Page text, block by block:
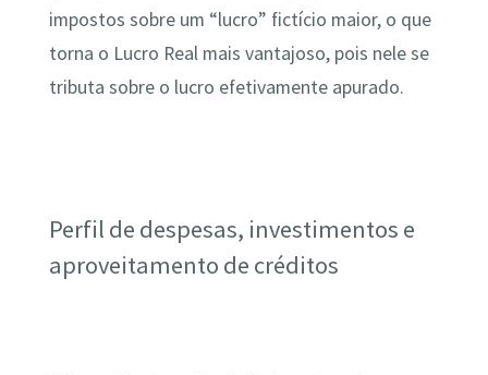
impostos sobre um “lucro” fictício maior, o que
torna o Lucro Real mais vantajoso, pois nele se
tributa sobre o lucro efetivamente apurado.
Perfil de despesas, investimentos e
aproveitamento de créditos